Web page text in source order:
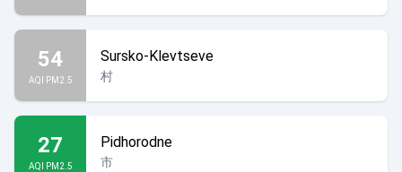
54
AQI PM2.5
Sursko-Klevtseve
村
27
AQI PM2.5
Pidhorodne
市